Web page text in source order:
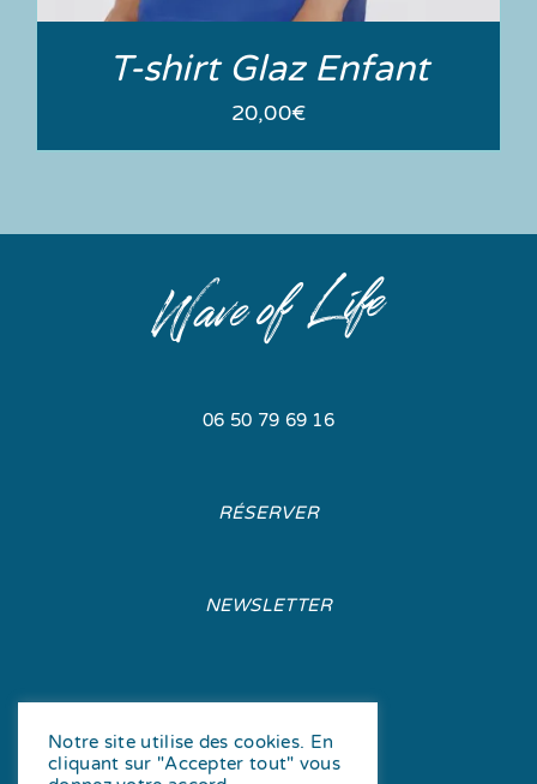
T-shirt Glaz Enfant
20,00€
06 50 79 69 16
RÉSERVER
NEWSLETTER
Notre site utilise des cookies. En
cliquant sur "Accepter tout" vous